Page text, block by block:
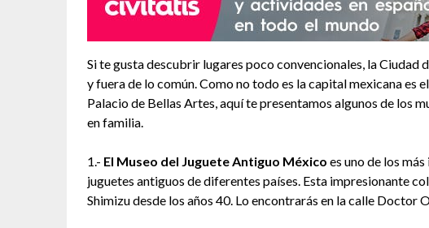
Si te gusta descubrir lugares poco convencionales, la Ciudad
y fuera de lo común. Como no todo es la capital mexicana
Palacio de Bellas Artes, aquí te presentamos algunos de los
en familia.
1.- El Museo del Juguete Antiguo México es uno de los
juguetes antiguos de diferentes países. Esta impresionante
Shimizu desde los años 40. Lo encontrarás en la calle Doctor